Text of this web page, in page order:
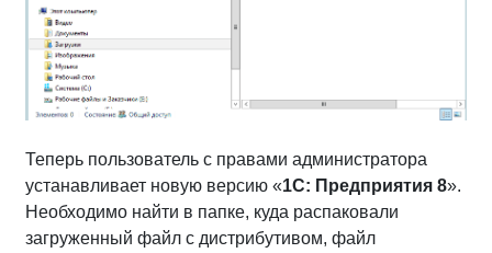
Теперь пользователь с правами администратора
устанавливает новую версию «1С: Предприятия 8».
Необходимо найти в папке, куда распаковали
загруженный файл с дистрибутивом, файл